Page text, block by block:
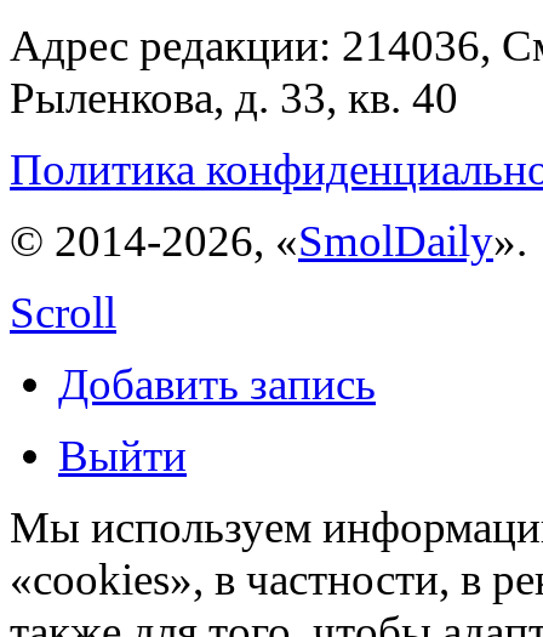
Адрес редакции: 214036,
Рыленкова, д. 33, кв. 40
Политика
© 2014-2026, «SmolDaily».
Scroll
Добавить запись
Выйти
Мы используем
«cookies», в частности, в